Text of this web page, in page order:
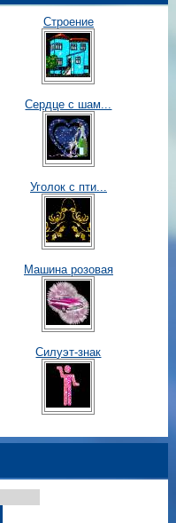
Строение
Сердце с шам...
Уголок с пти...
Машина розовая
Силуэт-знак